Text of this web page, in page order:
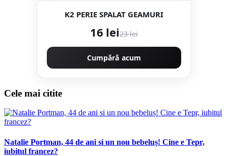
K2 PERIE SPALAT GEAMURI
16 lei23 lei
Cumpără acum
Cele mai citite
Natalie Portman, 44 de ani si un nou bebeluș! Cine e Tepr,
iubitul francez?